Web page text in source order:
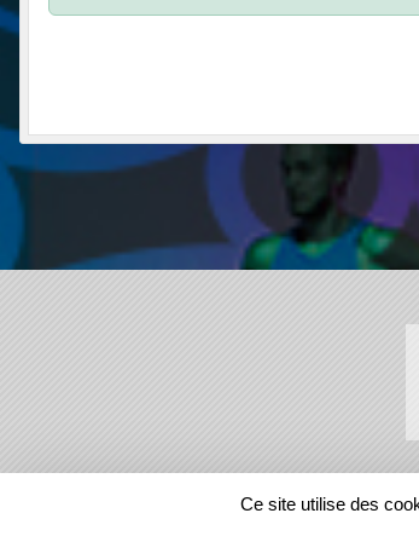
REGIONS
Ce site utilise des